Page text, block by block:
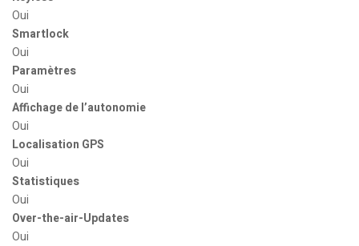
Oui
Smartlock
Oui
Paramètres
Oui
Affichage de l’autonomie
Oui
Localisation GPS
Oui
Statistiques
Oui
Over-the-air-Updates
Oui